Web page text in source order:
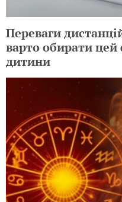
Переваги
варто обирати
дитини